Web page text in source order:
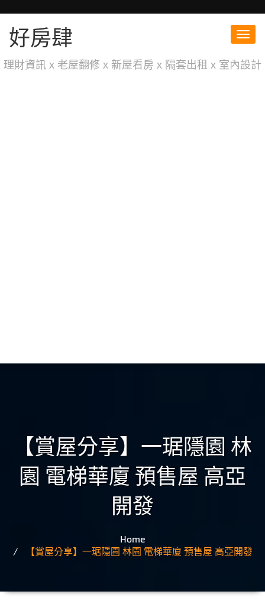
好房肆
理財資訊 x 老屋翻修 x 新屋看房 x 隔套出租 x 室內設計
【賞屋分享】一琚隱園 林
園 電梯華廈 預售屋 高亞
開發
Home
【賞屋分享】一琚隱園 林園 電梯華廈 預售屋 高亞開發